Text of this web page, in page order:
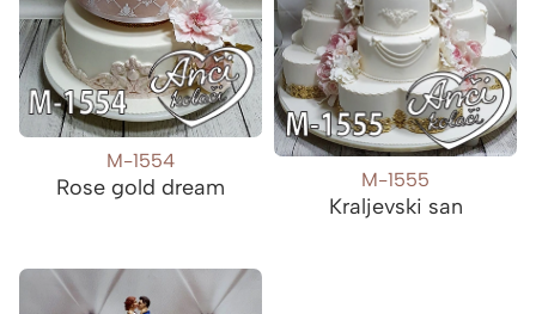
M-1554
Rose gold dream M-1555
Kraljevski san